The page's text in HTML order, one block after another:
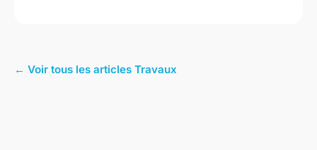
← Voir tous les articles Travaux